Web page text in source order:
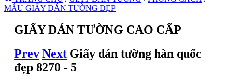
MẪU GIẤY DÁN TƯỜNG ĐẸP
GIẤY DÁN TƯỜNG CAO CẤP
Prev Next Giấy dán tường hàn quốc
đẹp 8270 - 5